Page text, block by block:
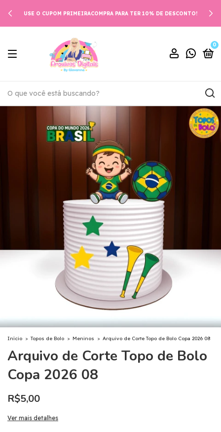
USE O CUPOM PRIMEIRACOMPRA PARA TER 10% DE DESCONTO!
0
Início > Topos de Bolo > Meninos > Arquivo de Corte Topo de Bolo Copa 2026 08
Arquivo de Corte Topo de Bolo
Copa 2026 08
R$5,00
Ver mais detalhes